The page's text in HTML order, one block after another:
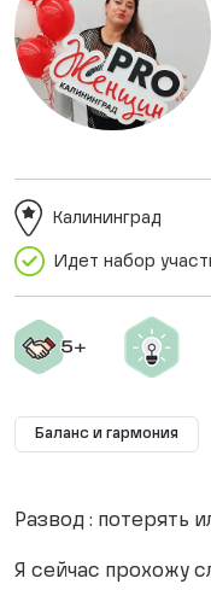
Идет набор
Калининград
Баланс и гармония
Развод : потерять
Я сейчас прохожу